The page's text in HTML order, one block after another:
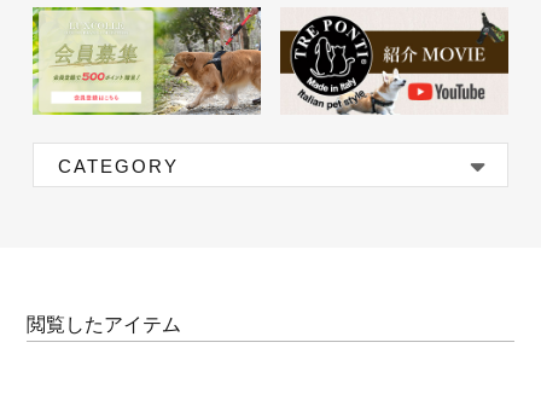
CATEGORY
閲覧したアイテム